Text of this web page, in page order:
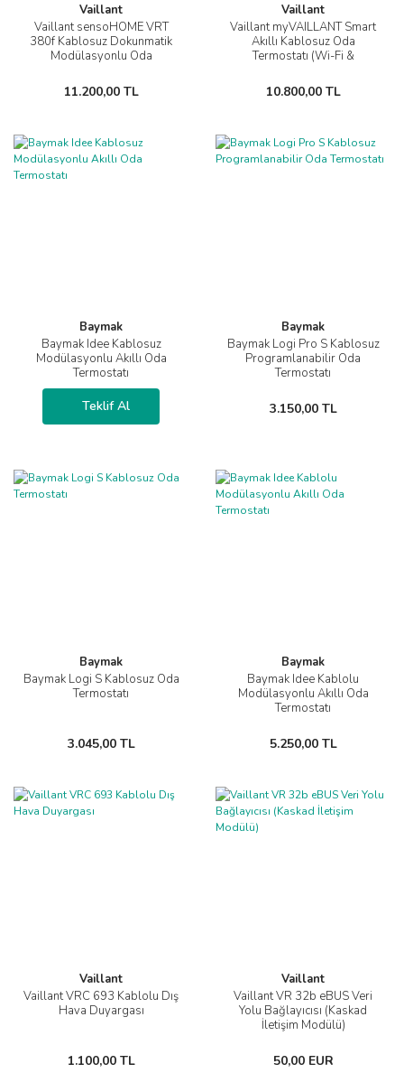
Vaillant
Vaillant sensoHOME VRT
380f Kablosuz Dokunmatik
Modülasyonlu Oda
11.200,00 TL
Vaillant
Vaillant myVAILLANT Smart
Akıllı Kablosuz Oda
Termostatı (Wi-Fi &
10.800,00 TL
Baymak
Baymak Idee Kablosuz
Modülasyonlu Akıllı Oda
Termostatı
Teklif Al
Baymak
Baymak Logi Pro S Kablosuz
Programlanabilir Oda
Termostatı
3.150,00 TL
Baymak
Baymak Logi S Kablosuz Oda
Termostatı
3.045,00 TL
Baymak
Baymak Idee Kablolu
Modülasyonlu Akıllı Oda
Termostatı
5.250,00 TL
Vaillant
Vaillant VRC 693 Kablolu Dış
Hava Duyargası
1.100,00 TL
Vaillant
Vaillant VR 32b eBUS Veri
Yolu Bağlayıcısı (Kaskad
İletişim Modülü)
50,00 EUR